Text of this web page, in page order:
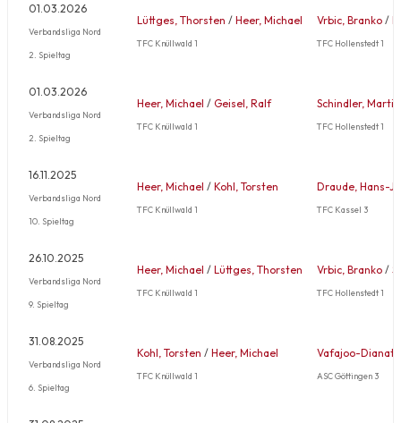
01.03.2026
Verbandsliga Nord
2. Spieltag
Lüttges, Thorsten / Heer, Michael
TFC Knüllwald 1
Vrbic, Branko /
TFC Hollenstedt 1
01.03.2026
Verbandsliga Nord
2. Spieltag
Heer, Michael / Geisel, Ralf
TFC Knüllwald 1
Schindler, Martin
TFC Hollenstedt 1
16.11.2025
Verbandsliga Nord
10. Spieltag
Heer, Michael / Kohl, Torsten
TFC Knüllwald 1
Draude, Hans-
TFC Kassel 3
26.10.2025
Verbandsliga Nord
9. Spieltag
Heer, Michael / Lüttges, Thorsten
TFC Knüllwald 1
Vrbic, Branko /
TFC Hollenstedt 1
31.08.2025
Verbandsliga Nord
6. Spieltag
Kohl, Torsten / Heer, Michael
TFC Knüllwald 1
Vafajoo-
ASC Göttingen 3